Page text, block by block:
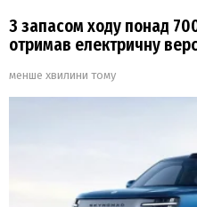
З запасом ходу понад
отримав електричну
менше хвилини тому